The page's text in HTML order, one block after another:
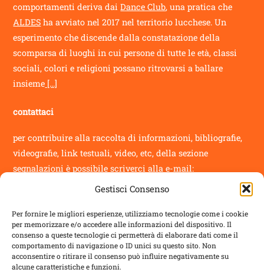
Gestisci Consenso
Per fornire le migliori esperienze, utilizziamo tecnologie come i cookie
per memorizzare e/o accedere alle informazioni del dispositivo. Il
consenso a queste tecnologie ci permetterà di elaborare dati come il
comportamento di navigazione o ID unici su questo sito. Non
acconsentire o ritirare il consenso può influire negativamente su
alcune caratteristiche e funzioni.
comportamenti deriva daiDance Club, una pratica che
ALDES ha avviato nel 2017 nel territorio lucchese. Un
esperimento che discende dalla constatazione della
scomparsa di luoghi in cui persone di tutte le età, classi
sociali, colori e religioni possano ritrovarsi a ballare
insieme [...]
contattaci
per contribuire alla raccolta di informazioni, bibliografie,
videografie, link testuali, video, etc, della sezione
segnalazioniè possibile scriverci alla e-mail:
info@novantatrepercento.it
sostenitori